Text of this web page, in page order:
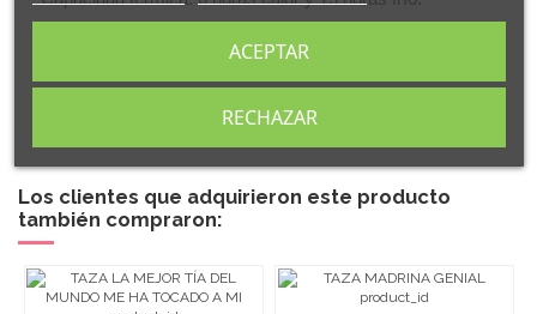
Medida: 25,5 x 7.3 cm. Apro
Los clientes que adquirieron este producto
también compraron:
RECHAZAR
ACEPTAR